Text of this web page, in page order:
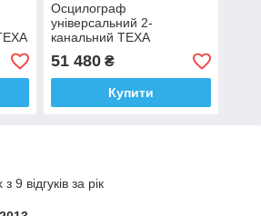
Осцилограф
універсальний 2-
канальний TEXA
TwinProbe
51 480₴
Купити
9 відгуків за рік